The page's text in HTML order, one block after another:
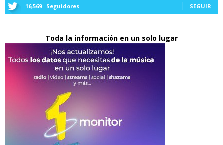
16,569 Seguidores SEGUIR
Toda la información en un solo lugar